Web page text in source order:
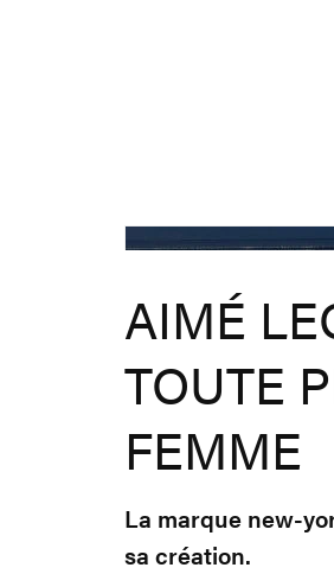
AIMÉ
TOUTE
FEMME
La marque new-
sa création.